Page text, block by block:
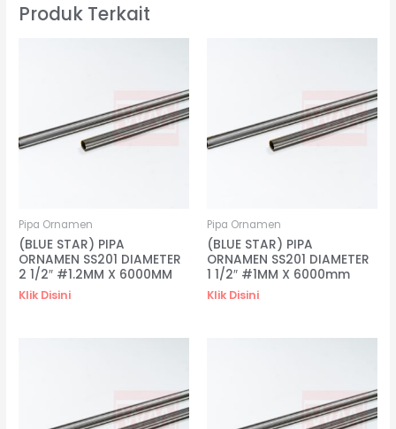
Produk Terkait
Pipa Ornamen
(BLUE STAR) PIPA
ORNAMEN SS201 DIAMETER
2 1/2″ #1.2MM X 6000MM
Klik Disini
Pipa Ornamen
(BLUE STAR) PIPA
ORNAMEN SS201 DIAMETER
1 1/2″ #1MM X 6000mm
Klik Disini